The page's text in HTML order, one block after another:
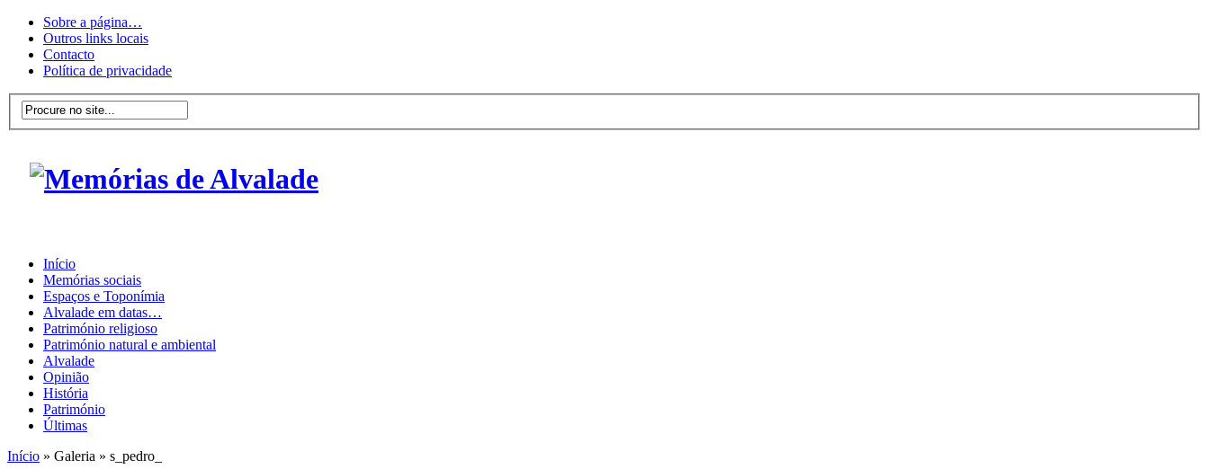
Sobre a página…
Outros links locais
Contacto
Política de privacidade
Início
Memórias sociais
Espaços e Toponímia
Alvalade em datas…
Património religioso
Património natural e ambiental
Alvalade
Opinião
História
Património
Últimas
Início » Galeria » s_pedro_